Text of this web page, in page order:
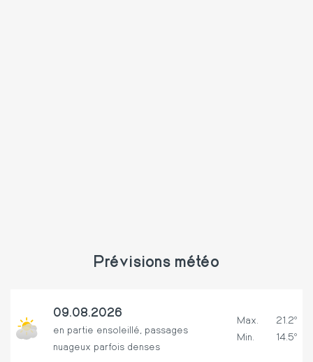
Prévisions météo
09.08.2026
en partie ensoleillé, passages
nuageux parfois denses
Max.
21.2º
Min.
14.5º